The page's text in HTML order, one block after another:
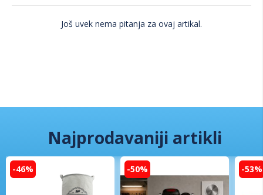
Još uvek nema pitanja za ovaj artikal.
Najprodavaniji artikli
-46% -50% -53%